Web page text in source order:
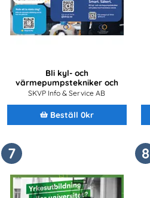
Bli kyl- och
värmepumpstekniker och
jobba med framtidens teknik
SKVP Info & Service AB
Beställ 0kr
7 8